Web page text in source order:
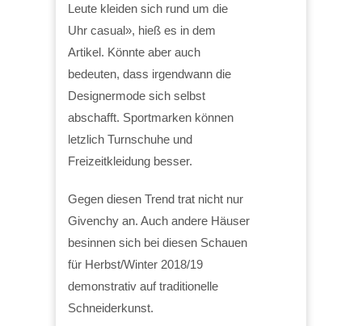
Leute kleiden sich rund um die
Uhr casual», hieß es in dem
Artikel. Könnte aber auch
bedeuten, dass irgendwann die
Designermode sich selbst
abschafft. Sportmarken können
letzlich Turnschuhe und
Freizeitkleidung besser.
Gegen diesen Trend trat nicht nur
Givenchy an. Auch andere Häuser
besinnen sich bei diesen Schauen
für Herbst/Winter 2018/19
demonstrativ auf traditionelle
Schneiderkunst.